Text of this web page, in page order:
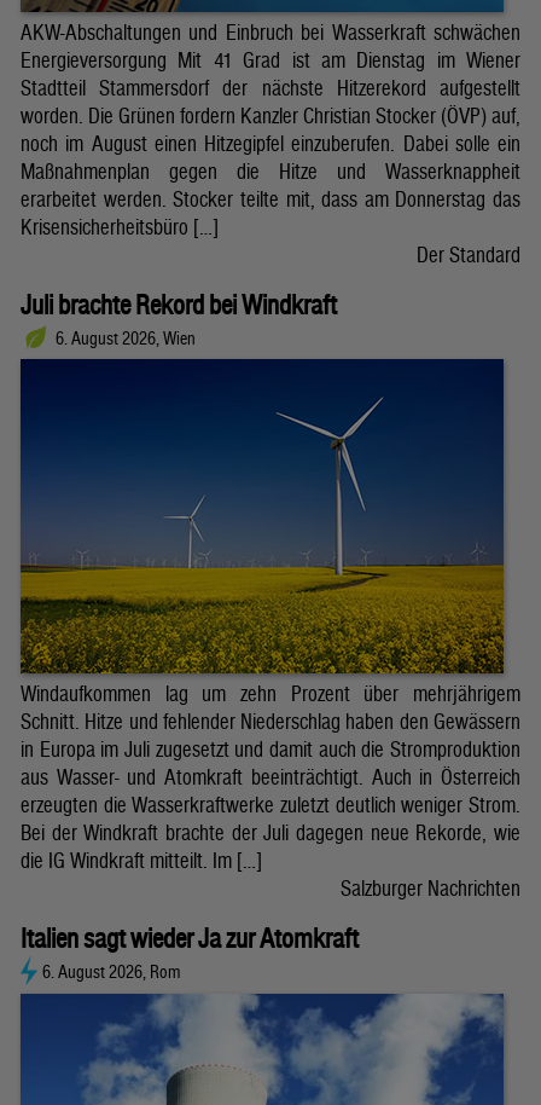
AKW-Abschaltungen und Einbruch bei Wasserkraft schwächen
Energieversorgung Mit 41 Grad ist am Dienstag im Wiener
Stadtteil Stammersdorf der nächste Hitzerekord aufgestellt
worden. Die Grünen fordern Kanzler Christian Stocker (ÖVP) auf,
noch im August einen Hitzegipfel einzuberufen. Dabei solle ein
Maßnahmenplan gegen die Hitze und Wasserknappheit
erarbeitet werden. Stocker teilte mit, dass am Donnerstag das
Krisensicherheitsbüro […]
Der Standard
Juli brachte Rekord bei Windkraft
6. August 2026, Wien
Windaufkommen lag um zehn Prozent über mehrjährigem
Schnitt. Hitze und fehlender Niederschlag haben den Gewässern
in Europa im Juli zugesetzt und damit auch die Stromproduktion
aus Wasser- und Atomkraft beeinträchtigt. Auch in Österreich
erzeugten die Wasserkraftwerke zuletzt deutlich weniger Strom.
Bei der Windkraft brachte der Juli dagegen neue Rekorde, wie
die IG Windkraft mitteilt. Im […]
Salzburger Nachrichten
Italien sagt wieder Ja zur Atomkraft
6. August 2026, Rom